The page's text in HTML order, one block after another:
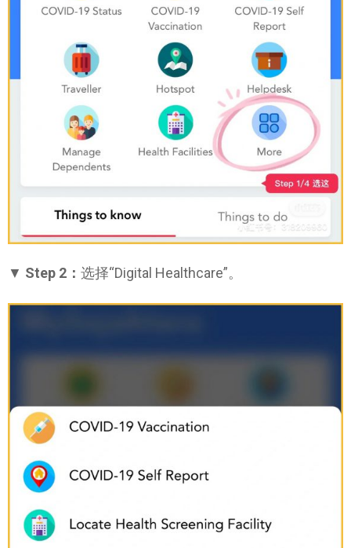
▼ Step 2： 选择“Digital Healthcare”。